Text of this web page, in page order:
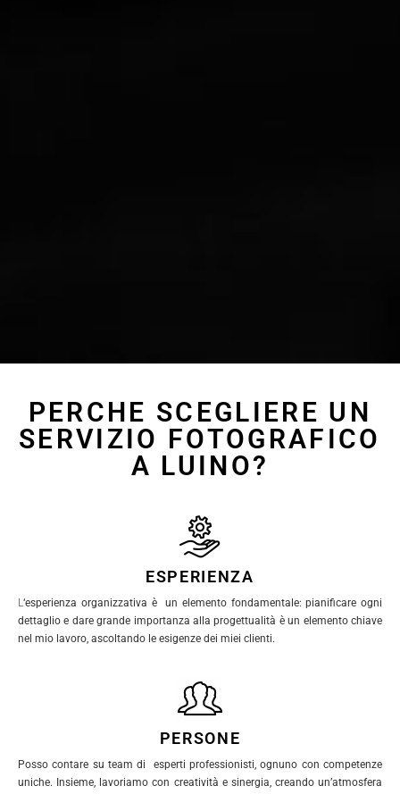
PERCHE SCEGLIERE UN
SERVIZIO FOTOGRAFICO
A LUINO?
ESPERIENZA
L‘esperienza organizzativa è un elemento fondamentale: pianificare ogni
dettaglio e dare grande importanza alla progettualità è un elemento chiave
nel mio lavoro, ascoltando le esigenze dei miei clienti.
PERSONE
Posso contare su team di esperti professionisti, ognuno con competenze
uniche. Insieme, lavoriamo con creatività e sinergia, creando un’atmosfera